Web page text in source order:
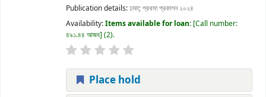
Publication details:ঢাকা;প্রথমা প্রকাশন ২০২৪
Availability:Items available for loan: Call number:
৪৯১.৪৪ আজব (2).
Place hold